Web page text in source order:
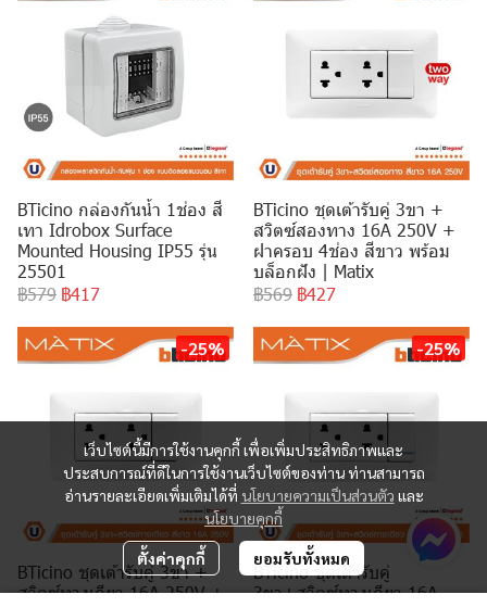
BTicino กล่องกันน้ำ 1ช่อง สี
เทา Idrobox Surface
Mounted Housing IP55 รุ่น
25501
฿579 ฿417
BTicino ชุดเต้ารับคู่ 3ขา +
สวิตซ์สองทาง 16A 250V +
ฝาครอบ 4ช่อง สีขาว พร้อม
บล็อกฝัง | Matix
฿569 ฿427
-25%
BTicino ชุดเต้ารับคู่ 3ขา +
สวิตซ์ทางเดียว 16A 250V +
-25%
BTicino ชุดเต้ารับคู่
3ขา+สวิตซ์ทางเดียว 16A
เว็บไซต์นี้มีการใช้งานคุกกี้ เพื่อเพิ่มประสิทธิภาพและ
ประสบการณ์ที่ดีในการใช้งานเว็บไซต์ของท่าน ท่านสามารถ
อ่านรายละเอียดเพิ่มเติมได้ที่ นโยบายความเป็นส่วนตัว และ
นโยบายคุกกี้
ตั้งค่าคุกกี้ ยอมรับทั้งหมด